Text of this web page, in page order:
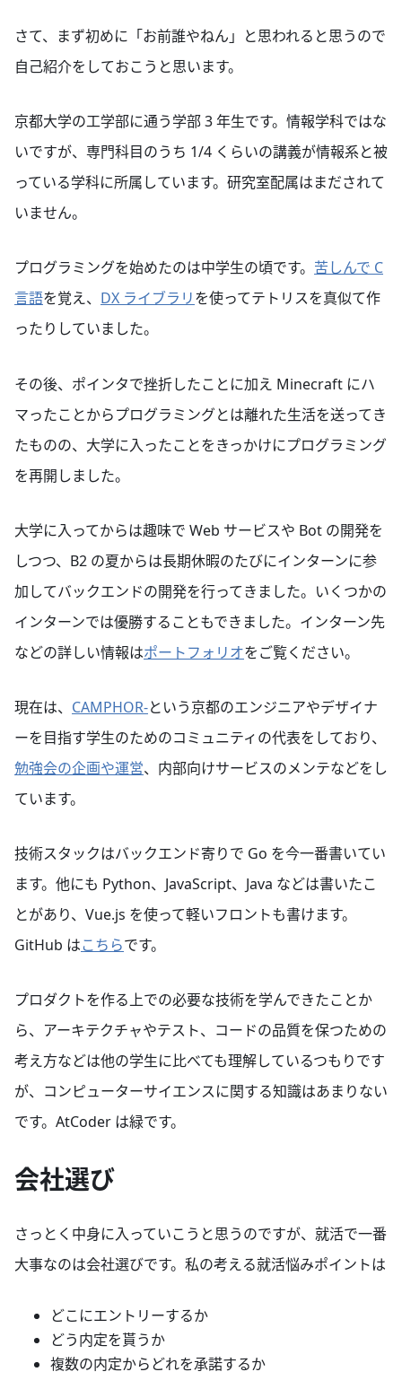
さて、まず初めに「お前誰やねん」と思われると思うので
自己紹介をしておこうと思います。
京都大学の工学部に通う学部 3 年生です。情報学科ではな
いですが、専門科目のうち 1/4 くらいの講義が情報系と被
っている学科に所属しています。研究室配属はまだされて
いません。
プログラミングを始めたのは中学生の頃です。 苦しんで C
言語を覚え、 DX ライブラリを使ってテトリスを真似て作
ったりしていました。
その後、ポインタで挫折したことに加え Minecraft にハ
マったことからプログラミングとは離れた生活を送ってき
たものの、大学に入ったことをきっかけにプログラミング
を再開しました。
大学に入ってからは趣味で Web サービスや Bot の開発を
しつつ、B2 の夏からは長期休暇のたびにインターンに参
加してバックエンドの開発を行ってきました。いくつかの
インターンでは優勝することもできました。インターン先
などの詳しい情報はポートフォリオをご覧ください。
現在は、 CAMPHOR-という京都のエンジニアやデザイナ
ーを目指す学生のためのコミュニティの代表をしており、
勉強会の企画や運営、内部向けサービスのメンテなどをし
ています。
技術スタックはバックエンド寄りで Go を今一番書いてい
ます。他にも Python、JavaScript、Java などは書いたこ
とがあり、Vue.js を使って軽いフロントも書けます。
GitHub はこちらです。
プロダクトを作る上での必要な技術を学んできたことか
ら、アーキテクチャやテスト、コードの品質を保つための
考え方などは他の学生に比べても理解しているつもりです
が、コンピューターサイエンスに関する知識はあまりない
です。AtCoder は緑です。
会社選び
さっとく中身に入っていこうと思うのですが、就活で一番
大事なのは会社選びです。私の考える就活悩みポイントは
どこにエントリーするか
どう内定を貰うか
複数の内定からどれを承諾するか